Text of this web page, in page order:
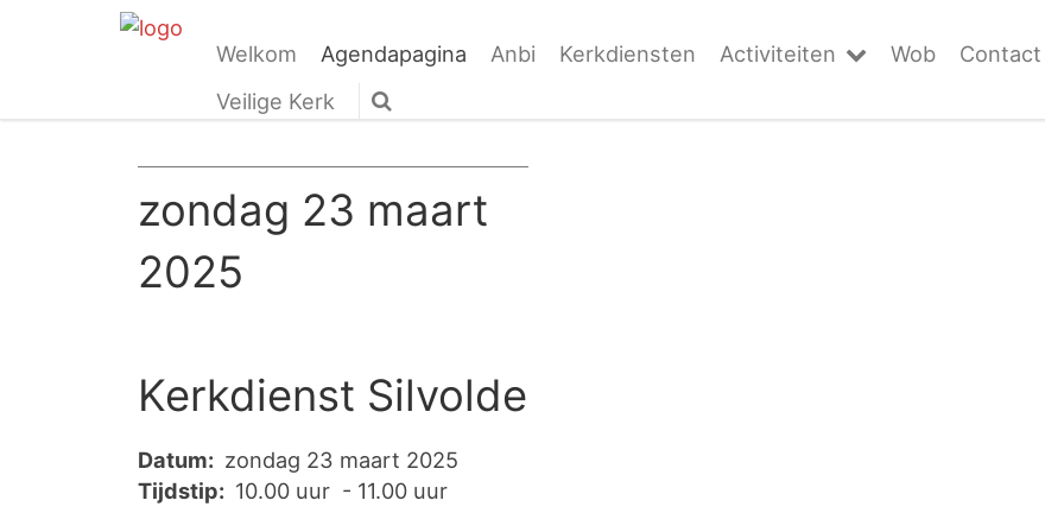
Welkom Agendapagina Anbi Kerkdiensten Activiteiten Wob Contact
Veilige Kerk
zondag 23 maart
2025
Kerkdienst Silvolde
Datum: zondag 23 maart 2025
Tijdstip: 10.00 uur - 11.00 uur